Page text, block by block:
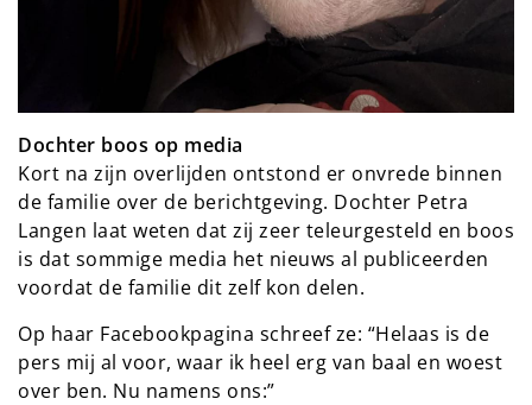
Dochter boos op media
Kort na zijn overlijden ontstond er onvrede binnen
de familie over de berichtgeving. Dochter Petra
Langen laat weten dat zij zeer teleurgesteld en boos
is dat sommige media het nieuws al publiceerden
voordat de familie dit zelf kon delen.
Op haar Facebookpagina schreef ze: “Helaas is de
pers mij al voor, waar ik heel erg van baal en woest
over ben. Nu namens ons:”